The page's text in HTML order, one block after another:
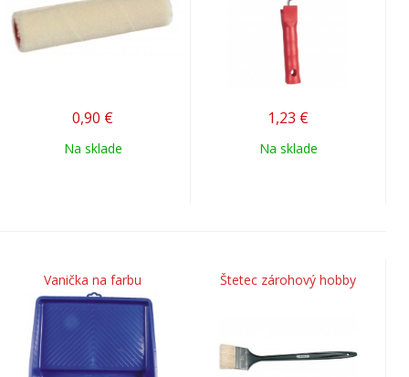
0,90 €
Na sklade
1,23 €
Na sklade
Vanička na farbu Štetec zárohový hobby